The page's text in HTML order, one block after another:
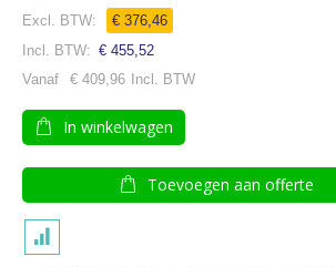
€ 376,46
€ 455,52
Vanaf
€ 409,96
In winkelwagen
Toevoegen aan offerte